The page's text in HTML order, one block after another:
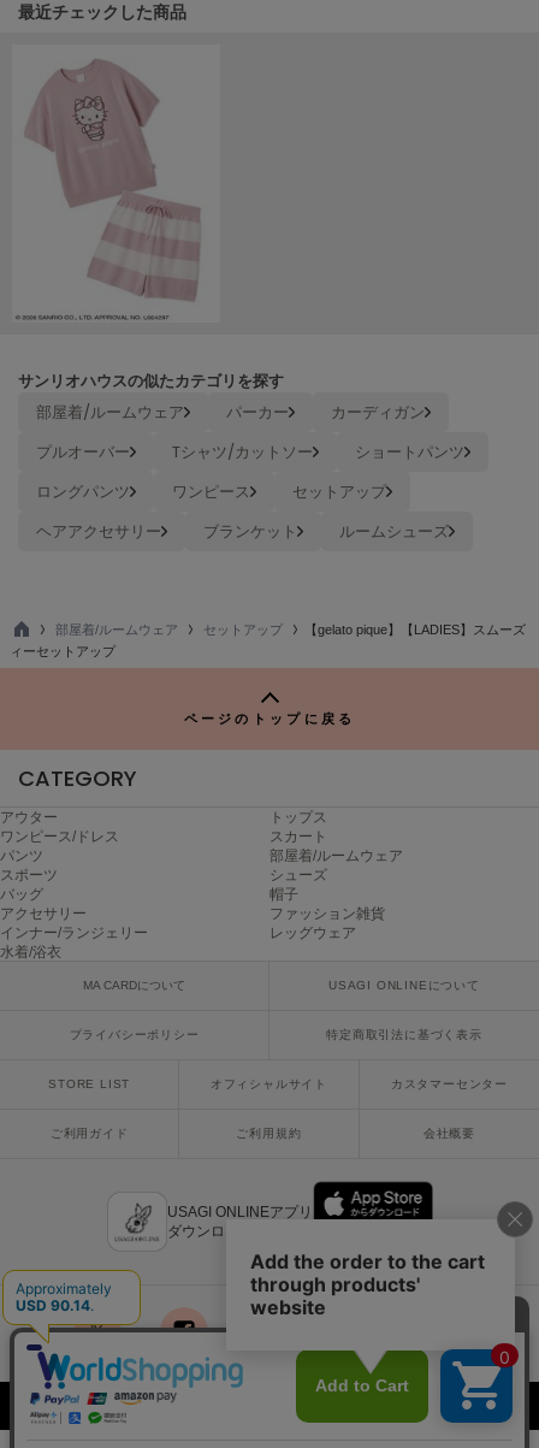
swanë
TAW&TOE
トーアンドトー
The Barnnet
ザバーネット
TODAYFUL
トゥデイフル
ツルバイマリコオイカワ
UNDERSON UNDERSON
アンダーソン アンダーソン
URBAN RESEARCH ROSSO
USAGI Books
ウサギブックス
USAGI Gallery
ウサギギャラリー
USAGI Gift
ウサギアイテム
USAGI Vintage
最近チェックした商品
サンリオハウスの似たカテゴリを探す
部屋着/ルームウェア パーカー
カーディガン
プルオーバー
Tシャツ/カットソー
ショートパンツ
ロングパンツ
ワンピース
セットアップ
ヘアアクセサリー
ブランケット ルームシューズ
TO
P
部屋着/ルームウェア セットアップ
【gelato pique】【LADIES】スムーズ
ィーセットアップ
ページのトップに戻る
CATEGORY
アウター
トップス
ワンピース/ドレス
スカート
パンツ
部屋着/ルームウェア
スポーツ
シューズ
バッグ
帽子
アクセサリー
ファッション雑貨
インナー/ランジェリー
レッグウェア
水着/浴衣
MA CARDについて USAGI ONLINEについて
プライバシーポリシー 特定商取引法に基づく表示
STORE LIST オフィシャルサイト カスタマーセンター
ご利用ガイド ご利用規約 会社概要
USAGI ONLINEアプリ
ダウンロードはこちら
x facebook LINE mail
Copyright © 2018 Usagi Online Co.,Ltd. All Rights Reserved.